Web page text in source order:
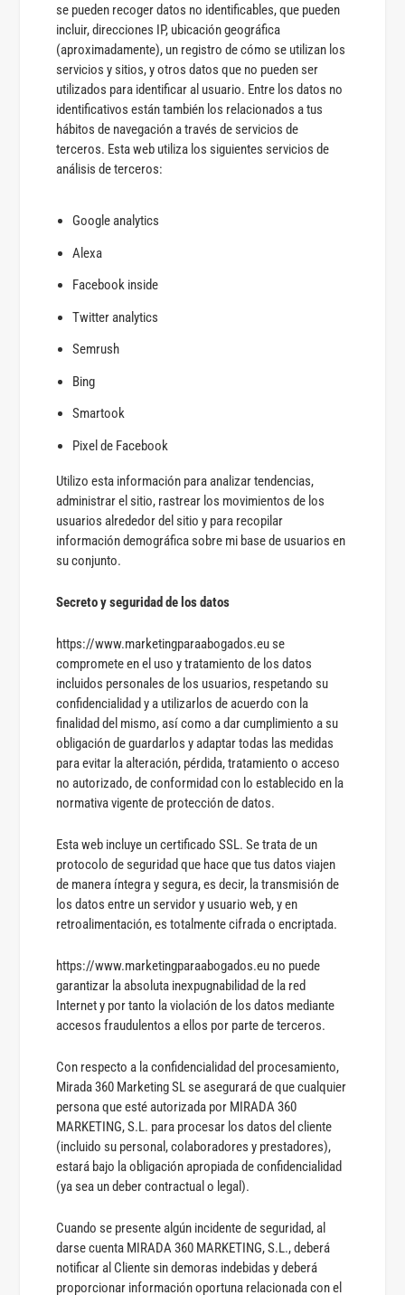
se pueden recoger datos no identificables, que pueden
incluir, direcciones IP, ubicación geográfica
(aproximadamente), un registro de cómo se utilizan los
servicios y sitios, y otros datos que no pueden ser
utilizados para identificar al usuario. Entre los datos no
identificativos están también los relacionados a tus
hábitos de navegación a través de servicios de
terceros. Esta web utiliza los siguientes servicios de
análisis de terceros:
Google analytics
Alexa
Facebook inside
Twitter analytics
Semrush
Bing
Smartook
Pixel de Facebook
Utilizo esta información para analizar tendencias,
administrar el sitio, rastrear los movimientos de los
usuarios alrededor del sitio y para recopilar
información demográfica sobre mi base de usuarios en
su conjunto.
Secreto y seguridad de los datos
https://www.marketingparaabogados.eu se
compromete en el uso y tratamiento de los datos
incluidos personales de los usuarios, respetando su
confidencialidad y a utilizarlos de acuerdo con la
finalidad del mismo, así como a dar cumplimiento a su
obligación de guardarlos y adaptar todas las medidas
para evitar la alteración, pérdida, tratamiento o acceso
no autorizado, de conformidad con lo establecido en la
normativa vigente de protección de datos.
Esta web incluye un certificado SSL. Se trata de un
protocolo de seguridad que hace que tus datos viajen
de manera íntegra y segura, es decir, la transmisión de
los datos entre un servidor y usuario web, y en
retroalimentación, es totalmente cifrada o encriptada.
https://www.marketingparaabogados.eu no puede
garantizar la absoluta inexpugnabilidad de la red
Internet y por tanto la violación de los datos mediante
accesos fraudulentos a ellos por parte de terceros.
Con respecto a la confidencialidad del procesamiento,
Mirada 360 Marketing SL se asegurará de que cualquier
persona que esté autorizada por MIRADA 360
MARKETING, S.L. para procesar los datos del cliente
(incluido su personal, colaboradores y prestadores),
estará bajo la obligación apropiada de confidencialidad
(ya sea un deber contractual o legal).
Cuando se presente algún incidente de seguridad, al
darse cuenta MIRADA 360 MARKETING, S.L., deberá
notificar al Cliente sin demoras indebidas y deberá
proporcionar información oportuna relacionada con el